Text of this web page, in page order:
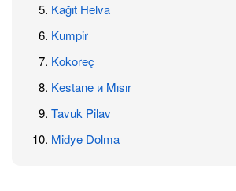
Kağıt Helva
Kumpir
Kokoreç
Kestane и Mısır
Tavuk Pilav
Midye Dolma